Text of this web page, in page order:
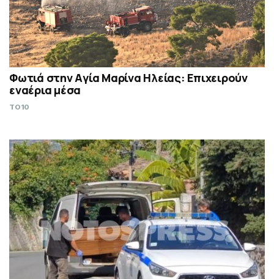
Φωτιά στην Aγία Μαρίνα Ηλείας: Επιχειρούν
εναέρια μέσα
TO10